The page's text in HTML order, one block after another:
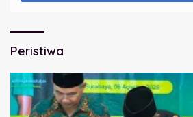
Peristiwa